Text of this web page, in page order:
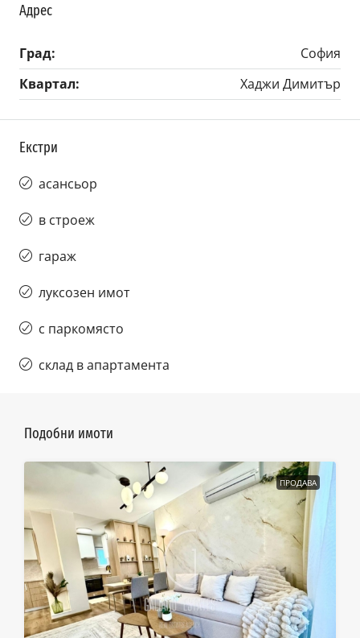
Адрес
Град:
София
Квартал:
Хаджи Димитър
Екстри
асансьор
в строеж
гараж
луксозен имот
с паркомясто
склад в апартамента
Подобни имоти
ПРОДАВА